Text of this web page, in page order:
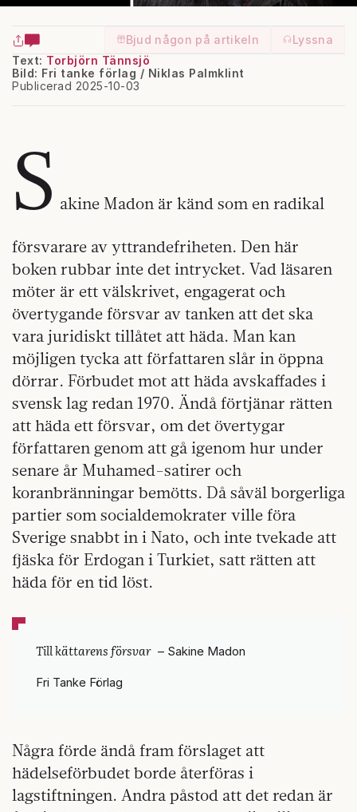
Bjud någon på artikeln
Lyssna
Text: Torbjörn Tännsjö
Publicerad 2025-10-03
Bild: Fri tanke förlag / Niklas Palmklint
S akine Madon är känd som en radikal
försvarare av yttrandefriheten. Den här
boken rubbar inte det intrycket. Vad läsaren
möter är ett välskrivet, engagerat och
övertygande försvar av tanken att det ska
vara juridiskt tillåtet att häda. Man kan
möjligen tycka att författaren slår in öppna
dörrar. Förbudet mot att häda avskaffades i
svensk lag redan 1970. Ändå förtjänar rätten
att häda ett försvar, om det övertygar
författaren genom att gå igenom hur under
senare år Muhamed-satirer och
koranbränningar bemötts. Då såväl borgerliga
partier som socialdemokrater ville föra
Sverige snabbt in i Nato, och inte tvekade att
fjäska för Erdogan i Turkiet, satt rätten att
häda för en tid löst.
Till kättarens försvar – Sakine Madon
Fri Tanke Förlag
Några förde ändå fram förslaget att
hädelseförbudet borde återföras i
lagstiftningen. Andra påstod att det redan är